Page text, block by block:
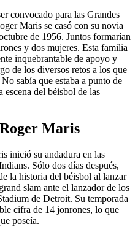
convocado para las Grandes
Maris se casó con su novia
de 1956. Juntos formarían
y dos mujeres. Esta familia
inquebrantable de apoyo y
de los diversos retos a los que
sabía que estaba a punto de
del béisbol de las
Maris
inició su andadura en las
Sólo dos días después,
la historia del béisbol al lanzar
slam ante el lanzador de los
de Detroit. Su temporada
cifra de 14 jonrones, lo que
poseía.